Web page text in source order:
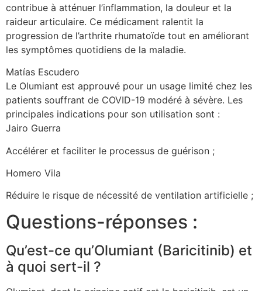
contribue à atténuer l’inflammation, la douleur et la
raideur articulaire. Ce médicament ralentit la
progression de l’arthrite rhumatoïde tout en améliorant
les symptômes quotidiens de la maladie.
Matías Escudero
Le Olumiant est approuvé pour un usage limité chez les
patients souffrant de COVID-19 modéré à sévère. Les
principales indications pour son utilisation sont :
Jairo Guerra
Accélérer et faciliter le processus de guérison ;
Homero Vila
Réduire le risque de nécessité de ventilation artificielle ;
Questions-réponses :
Qu’est-ce qu’Olumiant (Baricitinib) et
à quoi sert-il ?